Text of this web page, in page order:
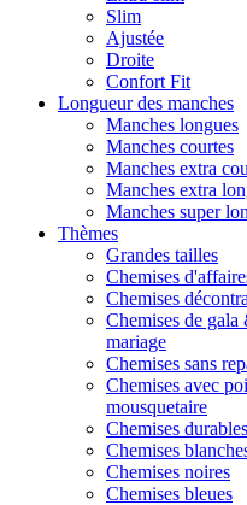
Slim
Ajustée
Droite
Confort Fit
Longueur des manches
Manches longues
Manches courtes
Manches extra
Manches extra
Manches super
Thèmes
Grandes tailles
Chemises
Chemises
Chemises de gala
mariage
Chemises sans
Chemises avec
mousquetaire
Chemises durables
Chemises
Chemises noires
Chemises bleues